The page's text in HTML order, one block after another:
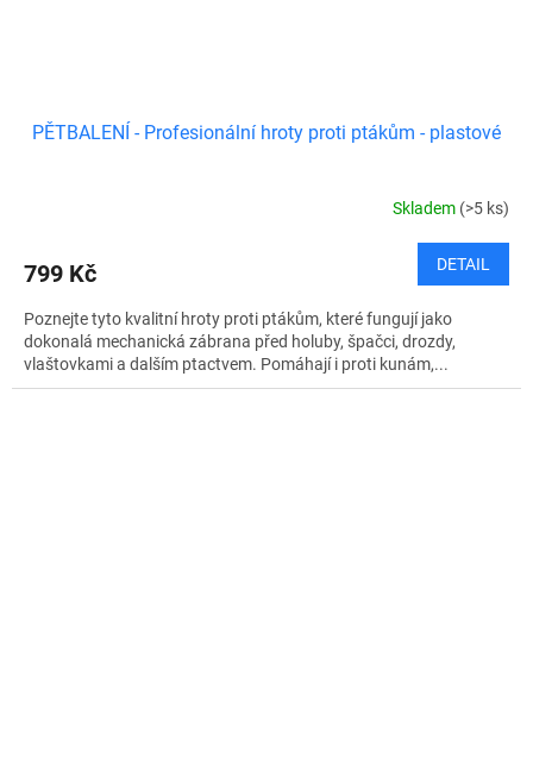
PĚTBALENÍ - Profesionální hroty proti ptákům - plastové
Skladem (>5 ks)
799 Kč DETAIL
Poznejte tyto kvalitní hroty proti ptákům, které fungují jako
dokonalá mechanická zábrana před holuby, špačci, drozdy,
vlaštovkami a dalším ptactvem. Pomáhají i proti kunám,...